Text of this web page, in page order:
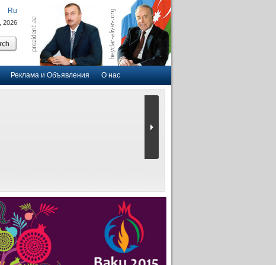
Реклама и Объявления О нас
Ru
, 2026